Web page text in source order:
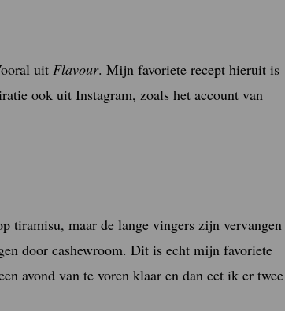
uit Flavour. Mijn favoriete recept hieruit is
ook uit Instagram, zoals het account van
tiramisu, maar de lange vingers zijn vervangen
door cashewroom. Dit is echt mijn favoriete
avond van te voren klaar en dan eet ik er twee